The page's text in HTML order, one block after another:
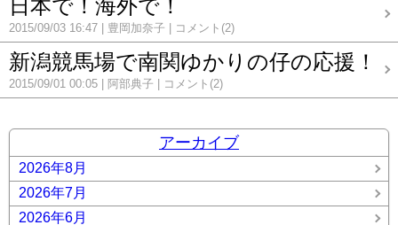
日本で！海外で！
2015/09/03 16:47 豊岡加奈子 コメント(2)
新潟競馬場で南関ゆかりの仔の応援！
2015/09/01 00:05 阿部典子 コメント(2)
アーカイブ
2026年8月
2026年7月
2026年6月